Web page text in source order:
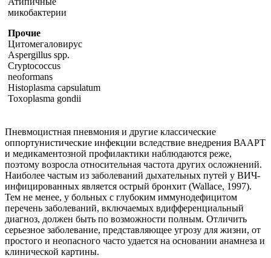
микобактерии
Прочие
Цитомегаловирус
Aspergillus spp.
Cryptococcus
neoformans
Histoplasma capsulatum
Toxoplasma gondii
Пневмоцистная пневмония и другие классические
оппортунистические инфекции вследствие внедрения ВААРТ
и медикаментозной профилактики наблюдаются реже,
поэтому возросла относительная частота других осложнений.
Наиболее частым из заболеваний дыхательных путей у ВИЧ-
инфицированных является острый бронхит (Wallace, 1997).
Тем не менее, у больных с глубоким иммунодефицитом
перечень заболеваний, включаемых вдифференциальный
диагноз, должен быть по возможности полным. Отличить
серьезное заболевание, представляющее угрозу для жизни, от
простого и неопасного часто удается на основании анамнеза и
клинической картины.